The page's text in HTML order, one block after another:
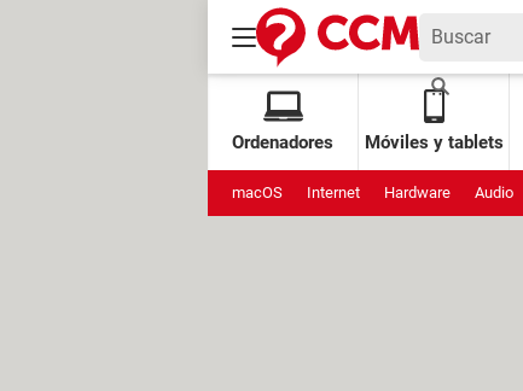
Ordenadores Móviles y tablets
macOS Internet Hardware Audio